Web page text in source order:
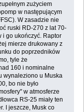
zużyciem
w następującym
W zasadzie nie
ruski RD-270 z lat 70-
i go ukończyć. Raptor
mierze drukowany z
do poprzedników
tyle że
160 i nominalne
wynaleziono u Muska
bo nie było
w atmosferze
RS-25 miały ten
I jeszcze, Musk co